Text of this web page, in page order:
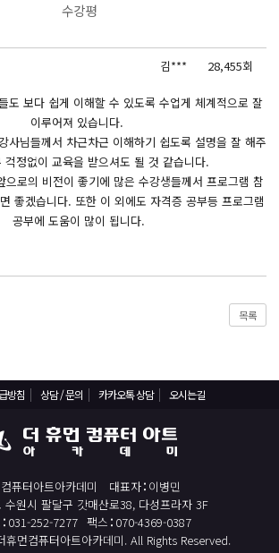
수강평
김*** 28,455회
도 보다 쉽게 이해할 수 있도록 수업게 체계적으로 잘
이루어져 있습니다.
사님들께서 차근차근 이해하기 쉽도록 설명을 잘 해주
걱정없이 교육을 받으셔도 될 것 같습니다.
으로의 비전이 좋기에 많은 수강생들께서 프로그램 참
좋겠습니다. 또한 이 외에도 자격증 공부등 프로그램
공부에 도움이 많이 됩니다.
목록
방침 상담 / 문의 카카오톡 상담 오시는길
퓨터아트아카데미 대표자 이병민
수원시 팔달구 갓매산로38, 다성프라자 3F
031-252-7277 팩스 070-4369-0387
먼컴퓨터아트아카데미. All Rights Reserved.
설계(캐드(CAD),맥스(MAX),레빗(REVIT))실무자 양성과정
반 프론트엔드 개발 양성 지원
엔드 웹개발자(웹디자인)
엔드 웹개발자(웹디자인기능사 과정평가형)
기) 및 ITQ자격증 취득(한글,엑셀,파워포인트)
) 자격증 취득과정
급)
격증 취득과정
격증 취득과정